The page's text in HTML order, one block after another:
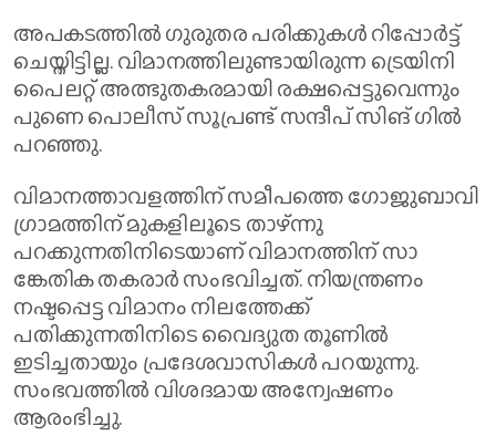
അപകടത്തിൽ ഗുരുതര പരിക്കുകൾ റിപ്പോർട്ട്
ചെയ്തിട്ടില്ല. വിമാനത്തിലുണ്ടായിരുന്ന ട്രെയിനി
പൈലറ്റ് അത്ഭുതകരമായി രക്ഷപ്പെട്ടുവെന്നും
പുണെ പൊലീസ് സൂപ്രണ്ട് സന്ദീപ് സിങ് ഗിൽ
പറഞ്ഞു.
വിമാനത്താവളത്തിന് സമീപത്തെ ഗോജുബാവി
ഗ്രാമത്തിന് മുകളിലൂടെ താഴ്ന്നു
പറക്കുന്നതിനിടെയാണ് വിമാനത്തിന് സാ​
ങ്കേതിക തകരാർ സംഭവിച്ചത്. നിയന്ത്രണം
നഷ്ടപ്പെട്ട വിമാനം നിലത്തേക്ക്
പതിക്കുന്നതിനിടെ വൈദ്യുത തൂണിൽ
ഇടിച്ചതായും പ്രദേശവാസികൾ പറയുന്നു.
സംഭവത്തിൽ വിശദമായ അന്വേഷണം
ആരംഭിച്ചു.